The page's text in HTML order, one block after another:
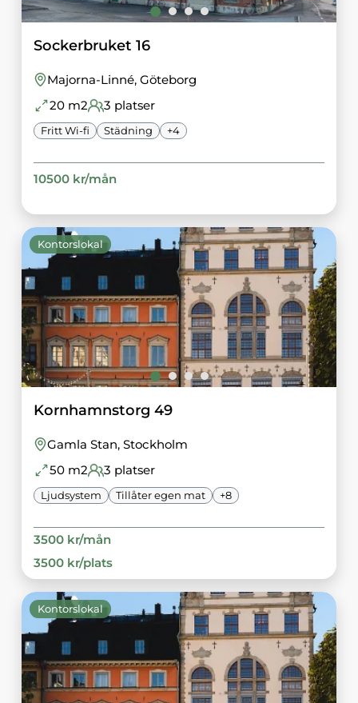
Sockerbruket 16
Majorna-Linné, Göteborg
20m2 3 platser
Fritt Wi-fi Städning +4
10500kr/mån
Kontorslokal
Kornhamnstorg 49
Gamla Stan, Stockholm
50m2 3 platser
Ljudsystem Tillåter egen mat +8
3500kr/mån
3500kr/plats
Kontorslokal